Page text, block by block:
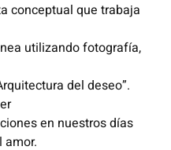
conceptual que trabaja
utilizando fotografía,
del deseo”.
en nuestros días
amor.